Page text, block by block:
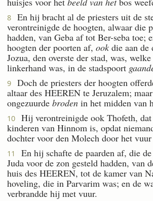
8
En hij bracht al de priesters uit de
verontreinigde de hoogten, alwaar die
hadden, van Geba af tot Ber-seba toe;
hoogten der poorten af, ook die aan de
Jozua, den overste der stad, was,
linkerhand was, in de stadspoort
9
Doch de priesters der hoogten
altaar des HEEREN te Jeruzalem;
ongezuurde broden in het midden van
10
Hij verontreinigde ook Thofeth,
kinderen van Hinnom is, opdat
dochter voor den Molech door het vuur
11
En hij schafte de paarden af, die
Juda voor de zon gesteld hadden, van
huis des HEEREN, tot de kamer van
hoveling, die in Parvarim was; en de
verbrandde hij met vuur.